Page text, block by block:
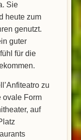
Sie
heute zum
genutzt.
guter
für die
zu
ovale Form
auf